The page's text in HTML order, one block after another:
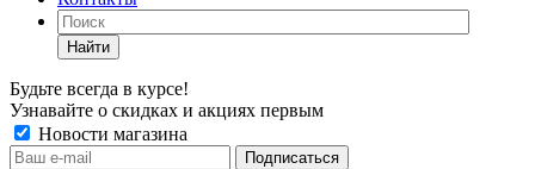
Найти
Будьте всегда в курсе!
Узнавайте о скидках и акциях первым
Новости магазина